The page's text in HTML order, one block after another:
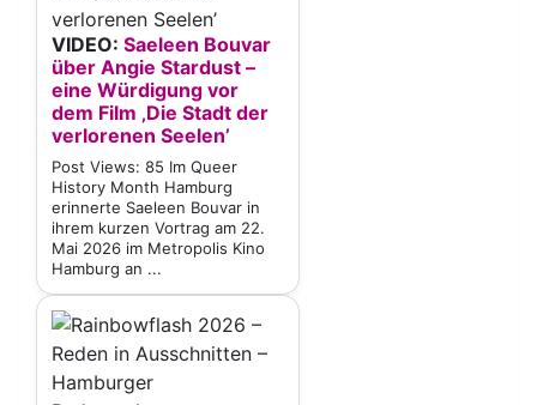
VIDEO: Saeleen Bouvar
über Angie Stardust –
eine Würdigung vor
dem Film ‚Die Stadt der
verlorenen Seelen’
Post Views: 85 Im Queer
History Month Hamburg
erinnerte Saeleen Bouvar in
ihrem kurzen Vortrag am 22.
Mai 2026 im Metropolis Kino
Hamburg an ...